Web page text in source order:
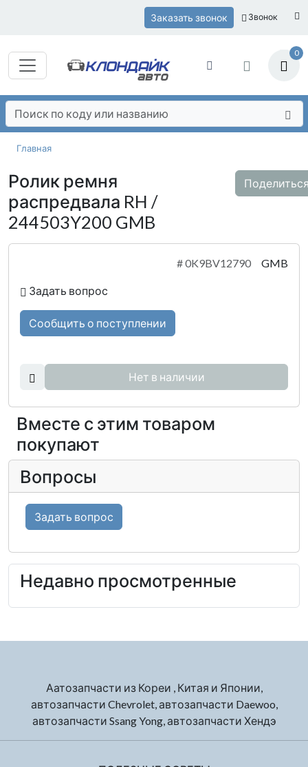
Заказать звонок Звонок
0
Главная
Ролик ремня
распредвала RH /
244503Y200 GMB
#0K9BV12790 GMB
Задать вопрос
Сообщить о поступлении
Нет в наличии
Вместе с этим товаром
покупают
Вопросы
Задать вопрос
Недавно просмотренные
Аатозапчасти из Кореи , Китая и Японии,
автозапчасти Chevrolet, автозапчасти Daewoo,
автозапчасти Ssang Yong, автозапчасти Хендэ